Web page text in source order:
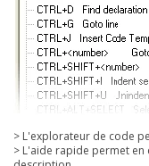
> L'explorateur de code
> L'aide rapide permet